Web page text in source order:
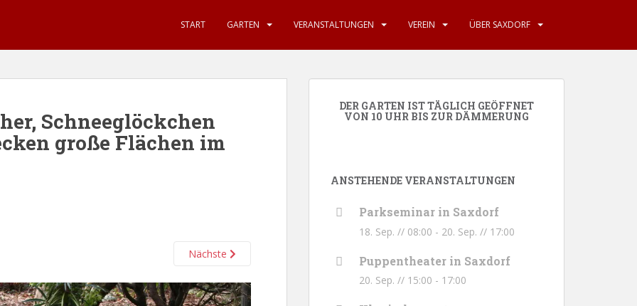
START GARTEN VERANSTALTUNGEN VEREIN ÜBER SAXDORF
Schneeglöckchen
große Flächen im
Nächste
DER GARTEN IST TÄGLICH GEÖFFNET
VON 10 UHR BIS ZUR DÄMMERUNG
ANSTEHENDE VERANSTALTUNGEN
Parkseminar in Saxdorf
18. Sep. // 08:00 - 20. Sep. // 17:00
Puppentheater in Saxdorf
20. Sep. // 15:00 - 17:00